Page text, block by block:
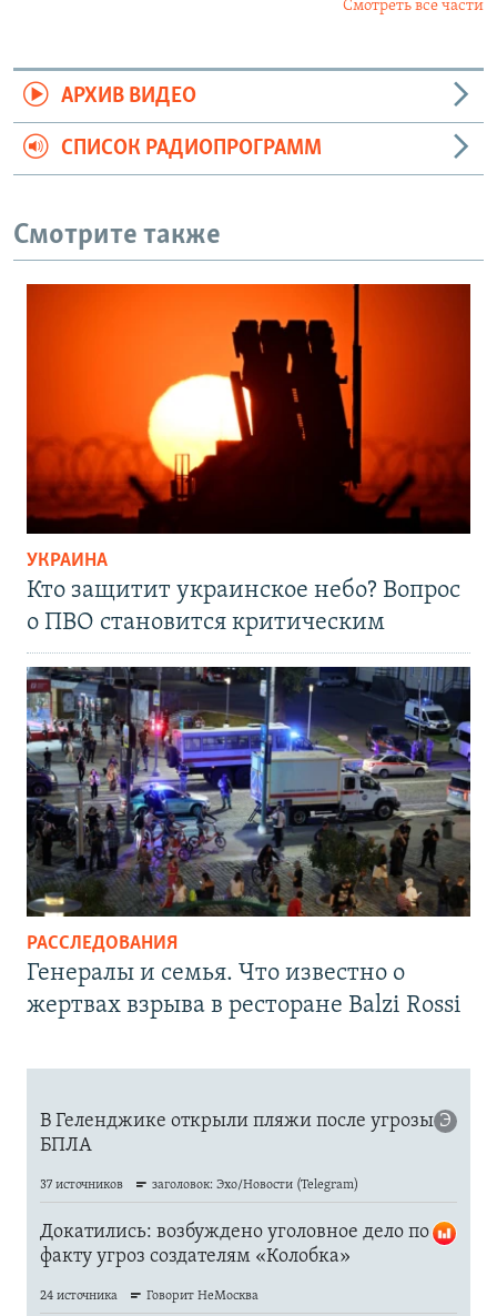
Смотреть все части
АРХИВ ВИДЕО
СПИСОК РАДИОПРОГРАММ
Смотрите также
УКРАИНА
Кто защитит украинское небо? Вопрос
о ПВО становится критическим
РАССЛЕДОВАНИЯ
Генералы и семья. Что известно о
жертвах взрыва в ресторане Balzi Rossi